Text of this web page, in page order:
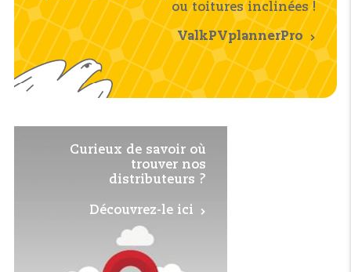
ou toitures inclinées !
ValkPVplannerPro
Curieux de savoir où
trouver nos
distributeurs ?
Découvrez-le ici